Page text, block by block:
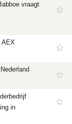
vraagt
AEX
in